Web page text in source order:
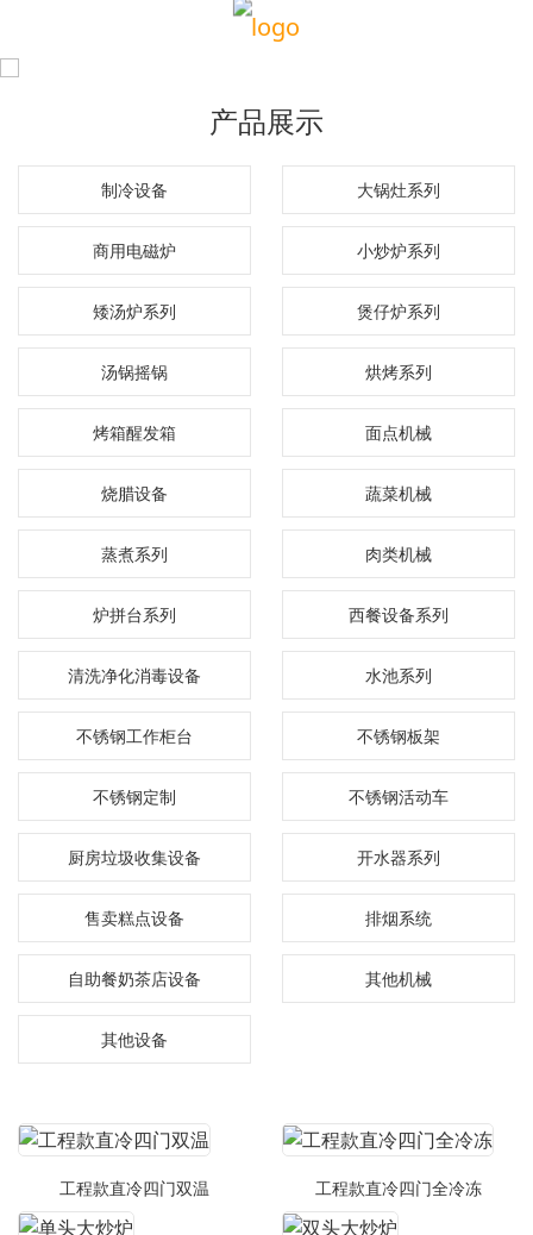
产品展示
制冷设备 大锅灶系列
商用电磁炉 小炒炉系列
矮汤炉系列 煲仔炉系列
汤锅摇锅 烘烤系列
烤箱醒发箱 面点机械
烧腊设备 蔬菜机械
蒸煮系列 肉类机械
炉拼台系列 西餐设备系列
清洗净化消毒设备 水池系列
不锈钢工作柜台 不锈钢板架
不锈钢定制 不锈钢活动车
厨房垃圾收集设备 开水器系列
售卖糕点设备 排烟系统
自助餐奶茶店设备 其他机械
其他设备
工程款直冷四门双温 工程款直冷四门全冷冻